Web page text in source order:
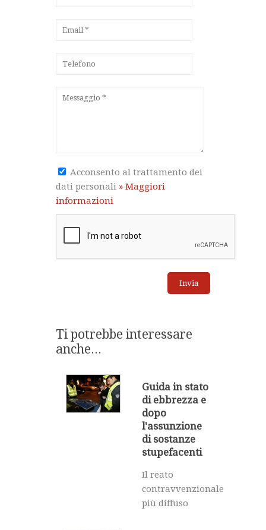
Acconsento al trattamento dei
dati personali » Maggiori
informazioni
Ti potrebbe interessare
anche...
Guida in stato
di ebbrezza e
dopo
l'assunzione
di sostanze
stupefacenti
Il reato
contravvenzionale
più diffuso